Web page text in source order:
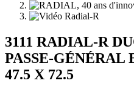
3111 RADIAL-R
PASSE-GÉNÉRAL
47.5 X 72.5